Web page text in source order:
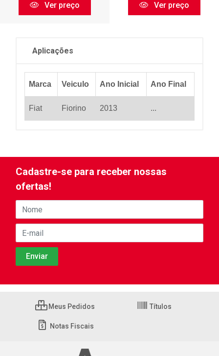
Ver preço Ver preço
Aplicações
Marca Veiculo Ano Inicial Ano Final
Fiat Fiorino 2013 ...
Cadastre-se para receber nossas
ofertas!
Meus Pedidos Títulos
Notas Fiscais